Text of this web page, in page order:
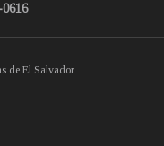
de El Salvador